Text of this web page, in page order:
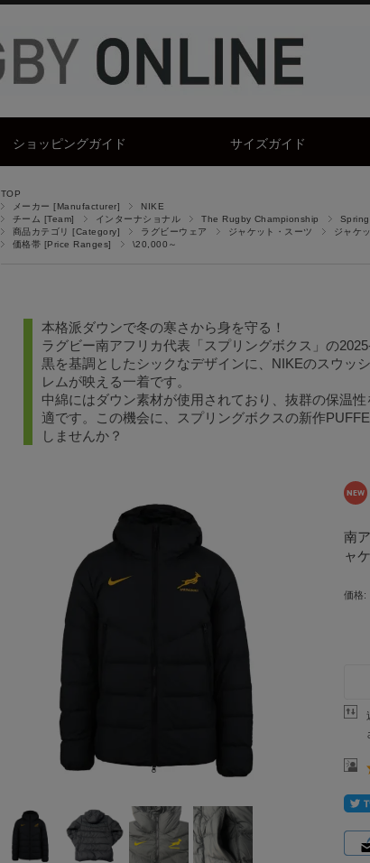
ショッピングガイド サイズガイド
TOP
メーカー [Manufacturer]
NIKE
チーム [Team]
インターナショナル The Rugby Championship
商品カテゴリ [Category]
ラグビーウェア ジャケット・スーツ
ジャケ
価格帯 [Price Ranges]
\20,000～
本格派ダウンで冬の寒さから身を守る！
ラグビー南アフリカ代表「スプリングボクス」の
黒を基調としたシックなデザインに、NIKEのスウッ
レムが映える一着です。
中綿にはダウン素材が使用されており、抜群の保温
適です。この機会に、スプリングボクスの新作
しませんか？
南
ャ
価格: